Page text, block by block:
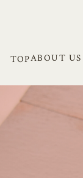
TOPABOUT US